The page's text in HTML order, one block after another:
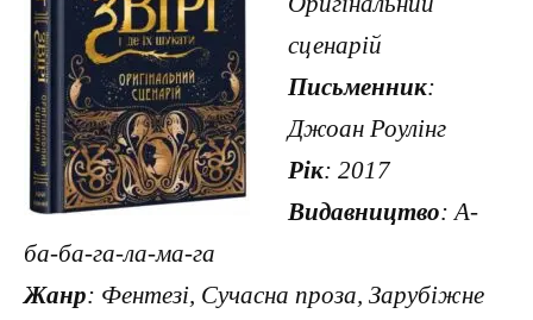
сценарій
Письменник:
Джоан Роулінг
Рік: 2017
Видавництво: А-
ба-ба-га-ла-ма-га
Жанр: Фентезі, Сучасна проза, Зарубіжне